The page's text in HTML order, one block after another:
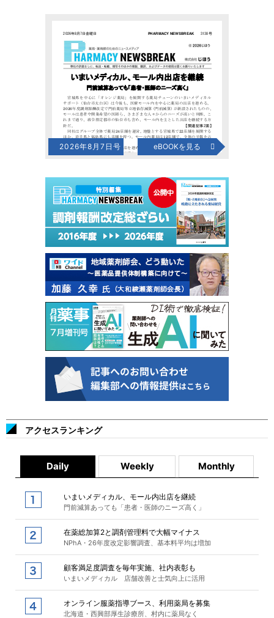
2026年8月7日号 eBOOKを見る
アクセスランキング
Daily Weekly Monthly
いまいメディカル、モール内出店を継続
門前減算あっても「患者・医師のニーズ高く」
在薬総加算2と調剤管理料で大幅マイナス
NPhA・26年度改定影響調査、基本料平均は増加
顧客満足度調査を毎年実施、社内表彰も
いまいメディカル 店舗改善と士気向上に活用
オンライン服薬指導ブース、利用薬局を募集
北海道・西興部厚生診療所、村内に薬局なく